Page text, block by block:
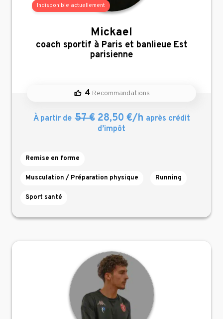
Indisponible actuellement
Mickael
,
coach sportif à Paris et banlieue Est
parisienne
4 Recommandations
À partir de 57 €28,50 €/h après crédit
d’impôt
Remise en forme
Musculation / Préparation physique Running
Sport santé